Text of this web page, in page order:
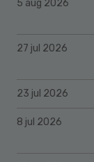
5 aug 2026
27 jul 2026
23 jul 2026
8 jul 2026